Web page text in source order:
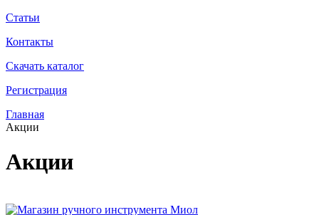
Статьи
Контакты
Скачать каталог
Регистрация
Главная
Акции
Акции